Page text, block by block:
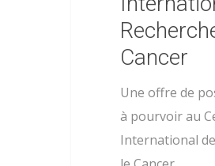
Cancer
Une offre de
à pourvoir au
International